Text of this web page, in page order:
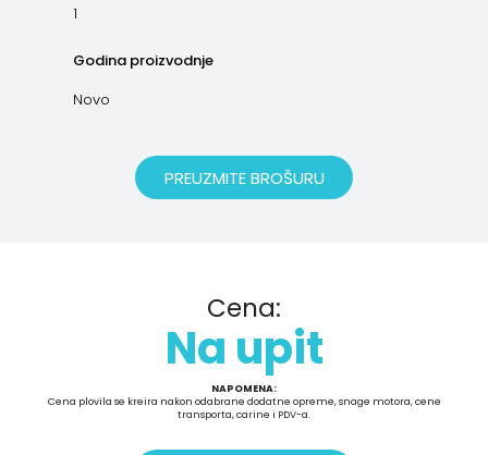
1
Godina proizvodnje
Novo
PREUZMITE BROŠURU
Cena:
Na upit
NAPOMENA:
Cena plovila se kreira nakon odabrane dodatne opreme, snage motora, cene
transporta, carine i PDV-a.